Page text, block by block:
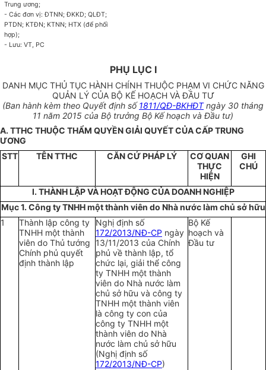
Trung ương;
- Các đơn vị: ĐTNN; ĐKKD; QLĐT;
PTDN; KTĐN; KTNN; HTX (để phối
hợp);
- Lưu: VT, PC
PHỤ LỤC I
DANH MỤC THỦ TỤC HÀNH CHÍNH THUỘC PHẠM VI CHỨC NĂNG
QUẢN LÝ CỦA BỘ KẾ HOẠCH VÀ ĐẦU TƯ
(Ban hành kèm theo Quyết định số1811/QĐ-BKHĐTngày 30 tháng
11 năm 2015 của Bộ trưởng Bộ Kế hoạch và Đầu tư)
A. TTHC THUỘC THẨM QUYỀN GIẢI QUYẾT CỦA CẤP TRUNG
ƯƠNG
STT
TÊN TTHC CĂN CỨ PHÁP LÝ
CƠ QUAN
THỰC
HIỆN
GHI
CHÚ
I. THÀNH LẬP VÀ HOẠT ĐỘNG CỦA DOANH NGHIỆP
Mục 1. Công ty TNHH một thành viên do Nhà nước làm chủ sở hữu
1
Thành lập công ty
TNHH một thành
viên do Thủ tướng
Chính phủ quyết
định thành lập
Nghị định số
172/2013/NĐ-CP ngày
13/11/2013 của Chính
phủ về thành lập, tổ
chức lại, giải thể công
ty TNHH một thành
viên do Nhà nước làm
chủ sở hữu và công ty
TNHH một thành viên
là công ty con của
công ty TNHH một
thành viên do Nhà
nước làm chủ sở hữu
(Nghị định số
172/2013/NĐ-CP)
Bộ Kế
hoạch và
Đầu tư